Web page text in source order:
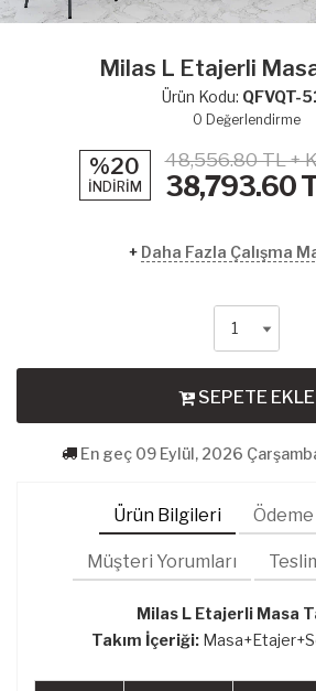
Milas L Etajerli Masa
Ürün Kodu: QFVQT-
0 Değerlendirme
%20
İNDİRİM
48,556.80 TL +
38,793.60
+ Daha Fazla Çalışma
SEPETE EKLE
En geç 09 Eylül, 2026
Ürün Bilgileri
Müşteri Yorumları
Milas L Etajerli Masa
Takım İçeriği: